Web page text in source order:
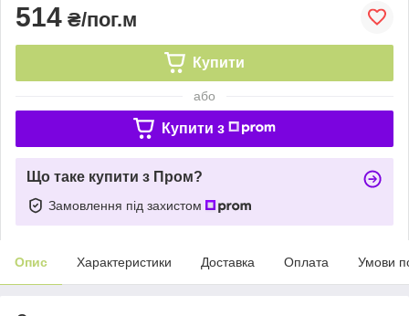
514 ₴/пог.м
Купити
або
Купити з
Що таке купити з Пром?
Замовлення під захистом
Опис Характеристики Доставка Оплата Умови